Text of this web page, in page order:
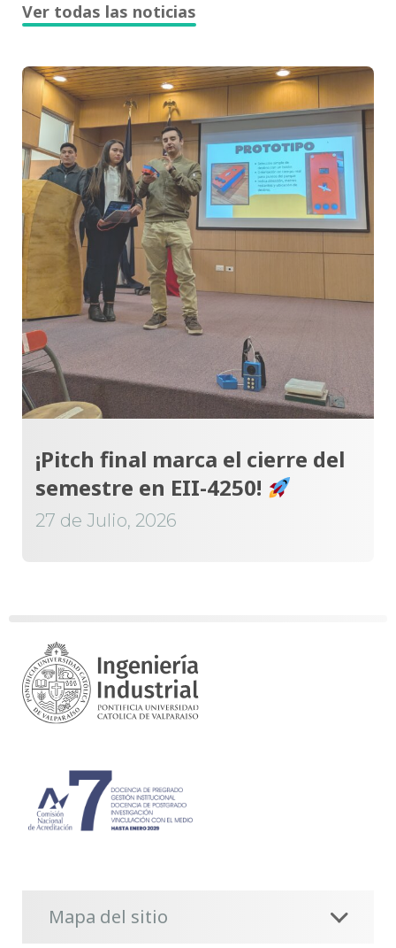
Ver todas las noticias
¡Pitch final marca el cierre del
semestre en EII-4250!
27 de Julio, 2026
Mapa del sitio